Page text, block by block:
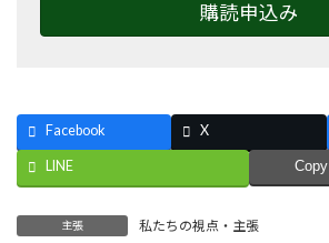
購読申込み
Facebook X
LINE Copy
主張 私たちの視点・主張